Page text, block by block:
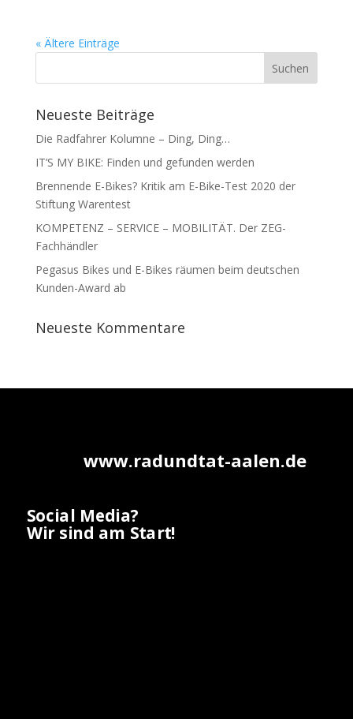
« Ältere Einträge
Neueste Beiträge
Die Radfahrer Kolumne – Ding, Ding…
IT’S MY BIKE: Finden und gefunden werden
Brennende E-Bikes? Kritik am E-Bike-Test 2020 der
Stiftung Warentest
KOMPETENZ – SERVICE – MOBILITÄT. Der ZEG-
Fachhändler
Pegasus Bikes und E-Bikes räumen beim deutschen
Kunden-Award ab
Neueste Kommentare
www.radundtat-aalen.de
Social Media?
Wir sind am Start!